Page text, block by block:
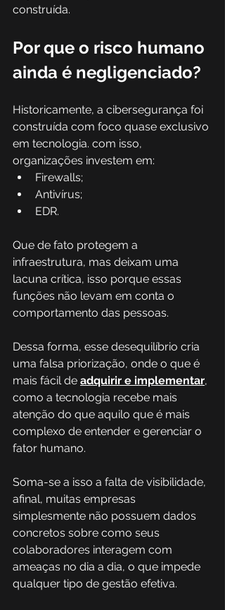
construída.
Por que o risco humano
ainda é negligenciado?
Historicamente, a cibersegurança foi
construída com foco quase exclusivo
em tecnologia. com isso,
organizações investem em:
Firewalls;
Antivírus;
EDR.
Que de fato protegem a
infraestrutura, mas deixam uma
lacuna crítica, isso porque essas
funções não levam em conta o
comportamento das pessoas.
Dessa forma, esse desequilíbrio cria
uma falsa priorização, onde o que é
mais fácil de adquirir e implementar,
como a tecnologia recebe mais
atenção do que aquilo que é mais
complexo de entender e gerenciar o
fator humano.
Soma-se a isso a falta de visibilidade,
afinal, muitas empresas
simplesmente não possuem dados
concretos sobre como seus
colaboradores interagem com
ameaças no dia a dia, o que impede
qualquer tipo de gestão efetiva.